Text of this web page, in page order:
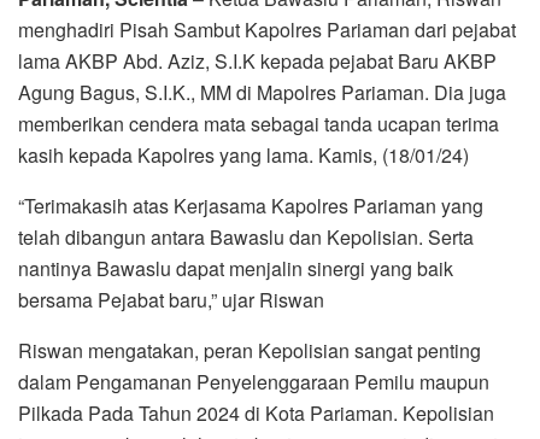
menghadiri Pisah Sambut Kapolres Pariaman dari pejabat
lama AKBP Abd. Aziz, S.I.K kepada pejabat Baru AKBP
Agung Bagus, S.I.K., MM di Mapolres Pariaman. Dia juga
memberikan cendera mata sebagai tanda ucapan terima
kasih kepada Kapolres yang lama. Kamis, (18/01/24)
“Terimakasih atas Kerjasama Kapolres Pariaman yang
telah dibangun antara Bawaslu dan Kepolisian. Serta
nantinya Bawaslu dapat menjalin sinergi yang baik
bersama Pejabat baru,” ujar Riswan
Riswan mengatakan, peran Kepolisian sangat penting
dalam Pengamanan Penyelenggaraan Pemilu maupun
Pilkada Pada Tahun 2024 di Kota Pariaman. Kepolisian